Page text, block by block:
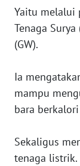
Yaitu melalui
Tenaga
(GW).
Ia
mampu
bara
Sekaligus
tenaga listrik.
SUMSEL
WN
LAMPUNG
WN
JATENG